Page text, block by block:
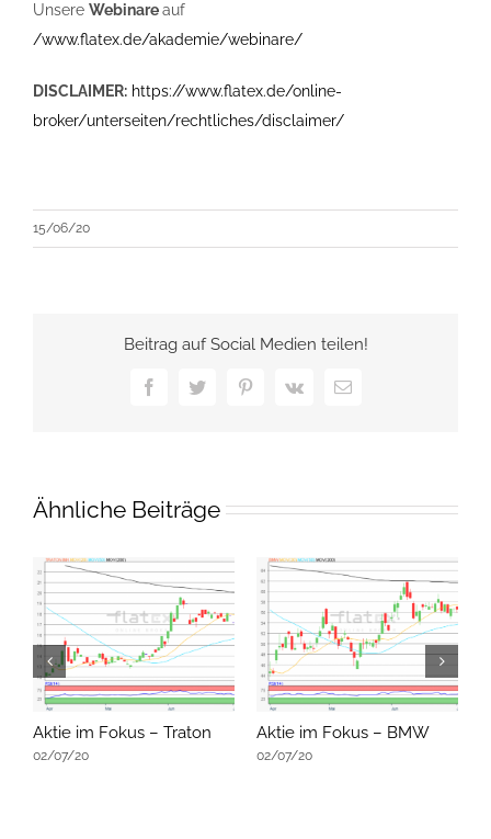
Unsere Webinareauf
/www.flatex.de/akademie/webinare/
DISCLAIMER: https://www.flatex.de/online-
broker/unterseiten/rechtliches/disclaimer/
15/06/20
Beitrag auf Social Medien teilen!
FacebookTwitterPinterest
Vk
E-
Ähnliche Beiträge
Aktie im Fokus – Traton
02/07/20
Aktie im Fokus – BMW
02/07/20